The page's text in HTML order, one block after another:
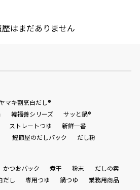
はまだありません
ヤマキ割烹白だし®
韓福善シリーズ
サッと鍋®
ストレートつゆ
新鮮一番
鰹節屋のだしパック だし粉
かつおパック 煮干 粉末
だしの素
だし 専用つゆ 鍋つゆ 業務用商品